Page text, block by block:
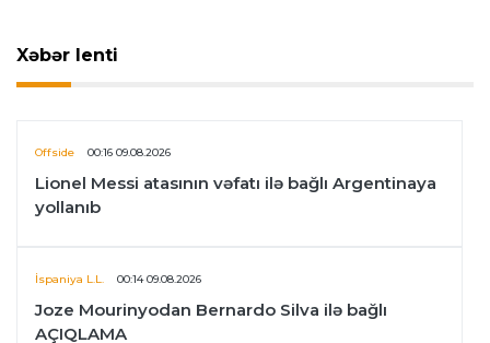
Xəbər lenti
Offside 00:16 09.08.2026
Lionel Messi atasının vəfatı ilə bağlı Argentinaya
yollanıb
İspaniya L.L. 00:14 09.08.2026
Joze Mourinyodan Bernardo Silva ilə bağlı
AÇIQLAMA